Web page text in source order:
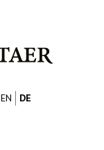
EN DE